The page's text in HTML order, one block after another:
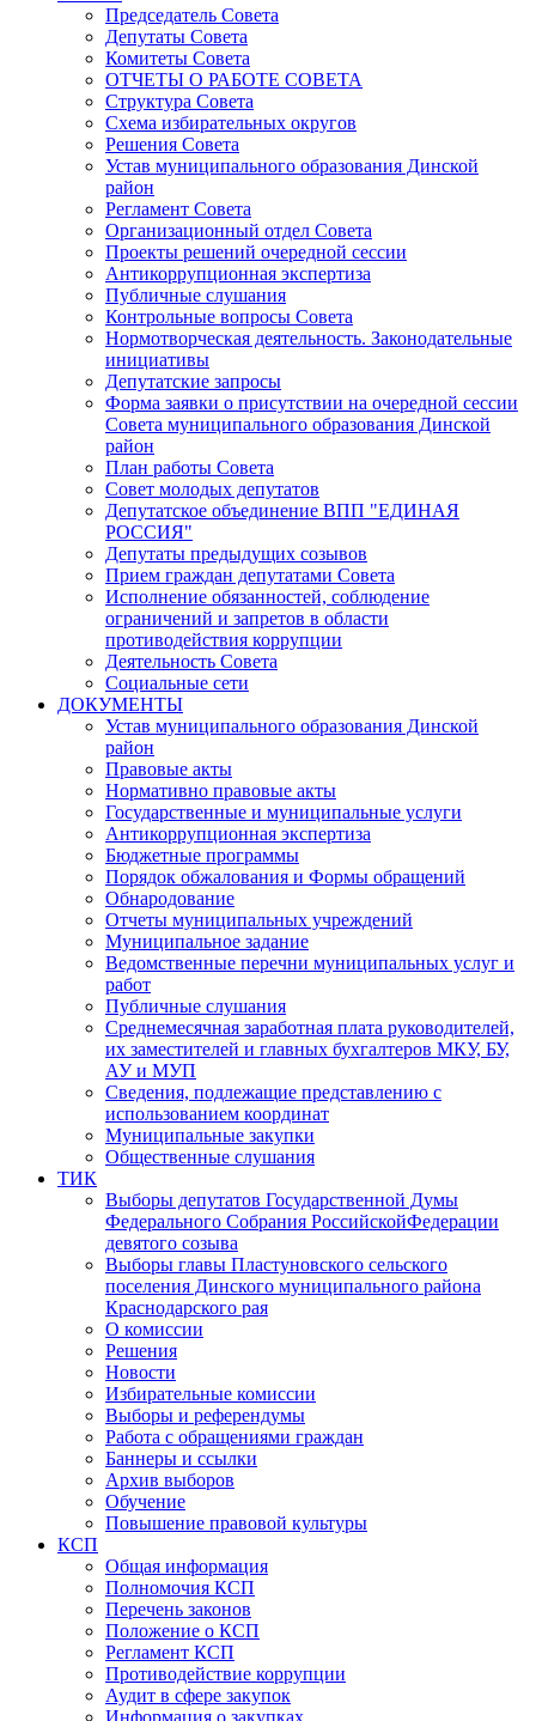
Председатель Совета
Депутаты Совета
Комитеты Совета
ОТЧЕТЫ О РАБОТЕ СОВЕТА
Структура Совета
Схема избирательных округов
Решения Совета
Устав муниципального образования Динской
район
Регламент Совета
Организационный отдел Совета
Проекты решений очередной сессии
Антикоррупционная экспертиза
Публичные слушания
Контрольные вопросы Совета
Нормотворческая деятельность. Законодательные
инициативы
Депутатские запросы
Форма заявки о присутствии на очередной сессии
Совета муниципального образования Динской
район
План работы Совета
Совет молодых депутатов
Депутатское объединение ВПП "ЕДИНАЯ
РОССИЯ"
Депутаты предыдущих созывов
Прием граждан депутатами Совета
Исполнение обязанностей, соблюдение
ограничений и запретов в области
противодействия коррупции
Деятельность Совета
Социальные сети
ДОКУМЕНТЫ
Устав муниципального образования Динской
район
Правовые акты
Нормативно правовые акты
Государственные и муниципальные услуги
Антикоррупционная экспертиза
Бюджетные программы
Порядок обжалования и Формы обращений
Обнародование
Отчеты муниципальных учреждений
Муниципальное задание
Ведомственные перечни муниципальных услуг и
работ
Публичные слушания
Среднемесячная заработная плата руководителей,
их заместителей и главных бухгалтеров МКУ, БУ,
АУ и МУП
Сведения, подлежащие представлению с
использованием координат
Муниципальные закупки
Общественные слушания
ТИК
Выборы депутатов Государственной Думы
Федерального Собрания РоссийскойФедерации
девятого созыва
Выборы главы Пластуновского сельского
поселения Динского муниципального района
Краснодарского рая
О комиссии
Решения
Новости
Избирательные комиссии
Выборы и референдумы
Работа с обращениями граждан
Баннеры и ссылки
Архив выборов
Обучение
Повышение правовой культуры
КСП
Общая информация
Полномочия КСП
Перечень законов
Положение о КСП
Регламент КСП
Противодействие коррупции
Аудит в сфере закупок
Информация о закупках